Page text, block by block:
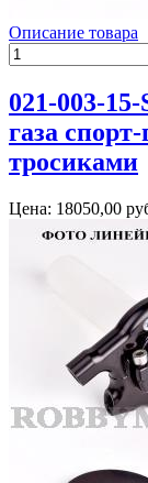
Описание товара
021-003-
газа
тросиками
Цена: 18050,00